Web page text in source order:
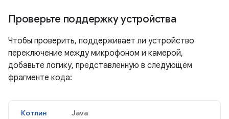
Проверьте поддержку устройства
Чтобы проверить, поддерживает ли устройство
переключение между микрофоном и камерой,
добавьте логику, представленную в следующем
фрагменте кода:
Котлин Java